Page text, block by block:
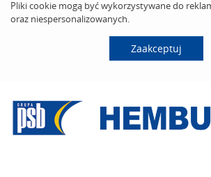
Pliki cookie mogą być wykorzystywane do
oraz niespersonalizowanych.
Zaakceptuj